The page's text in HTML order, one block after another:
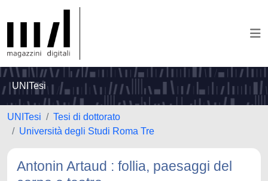
UNITesi
UNITesi
Tesi di dottorato
Università degli Studi Roma Tre
Antonin Artaud : follia, paesaggi del